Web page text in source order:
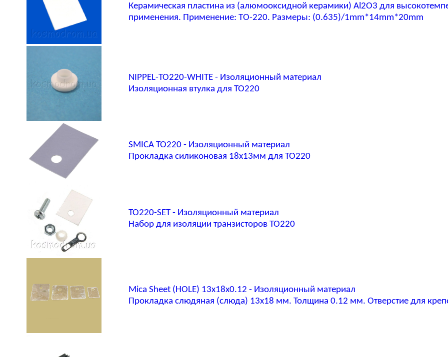
Керамическая пластина из (алюмооксидной керамики) Al2O3 для
применения. Применение: ТО-220. Размеры: (0.635)/1mm*14mm*20mm
NIPPEL-TO220-WHITE - Изоляционный материал
Изоляционная втулка для TO220
SMICA TO220 - Изоляционный материал
Прокладка силиконовая 18x13мм для TO220
TO220-SET - Изоляционный материал
Набор для изоляции транзисторов TO220
Mica Sheet (HOLE) 13x18x0.12 - Изоляционный материал
Прокладка слюдяная (слюда) 13x18 мм. Толщина 0.12 мм. Отверстие для